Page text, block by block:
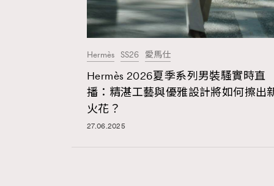
Hermès SS26 愛馬仕
Hermès 2026夏季系列男裝騷實時直
播：精湛工藝與優雅設計將如何擦出
火花？
27.06.2025